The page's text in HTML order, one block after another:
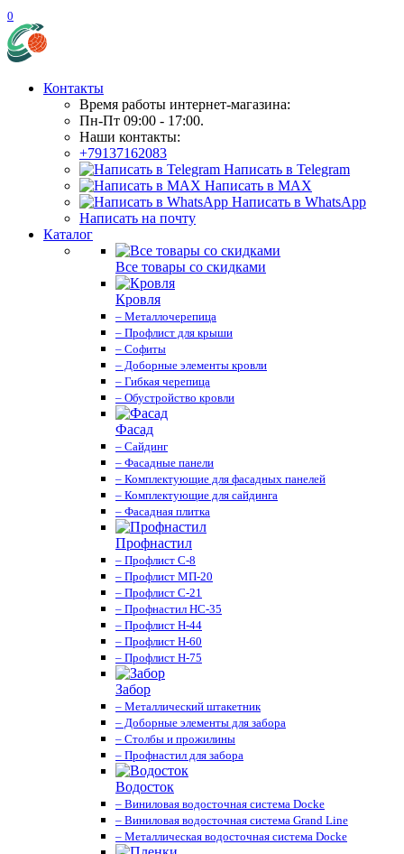
0
Контакты
Время работы интернет-магазина:
Пн-Пт 09:00 - 17:00.
Наши контакты:
+79137162083
Написать в Telegram
Написать в MAX
Написать в WhatsApp
Написать на почту
Каталог
Все товары со скидками
Кровля
– Металлочерепица
– Профлист для крыши
– Софиты
– Доборные элементы кровли
– Гибкая черепица
– Обустройство кровли
Фасад
– Сайдинг
– Фасадные панели
– Комплектующие для фасадных панелей
– Комплектующие для сайдинга
– Фасадная плитка
Профнастил
– Профлист С-8
– Профлист МП-20
– Профлист С-21
– Профнастил НС-35
– Профлист Н-44
– Профлист Н-60
– Профлист Н-75
Забор
– Металлический штакетник
– Доборные элементы для забора
– Столбы и прожилины
– Профнастил для забора
Водосток
– Виниловая водосточная система Docke
– Виниловая водосточная система Grand Line
– Металлическая водосточная система Docke